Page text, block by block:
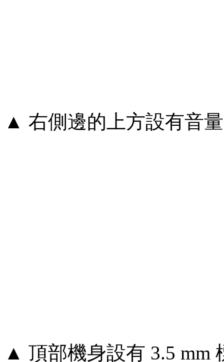
▲ 右側邊的上方設有音
▲ 頂部機身設有 3.5 mm